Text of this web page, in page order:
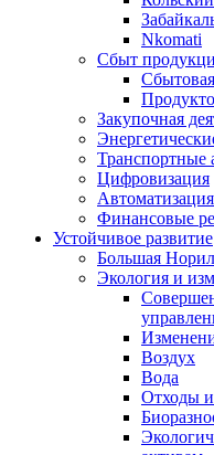
Nkomati
Сбыт
Закупочная
Транспортные
Цифровизация
Финансовые
Устойчивое развитие
Большая
Экология и
Воздух
Вода
Отходы